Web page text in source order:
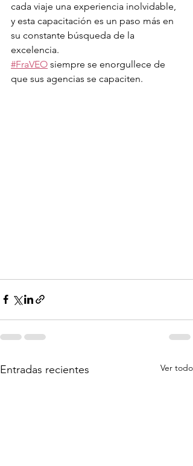
cada viaje una experiencia inolvidable,
y esta capacitación es un paso más en
su constante búsqueda de la
excelencia.
#FraVEO siempre se enorgullece de
que sus agencias se capaciten.
Entradas recientes Ver todo